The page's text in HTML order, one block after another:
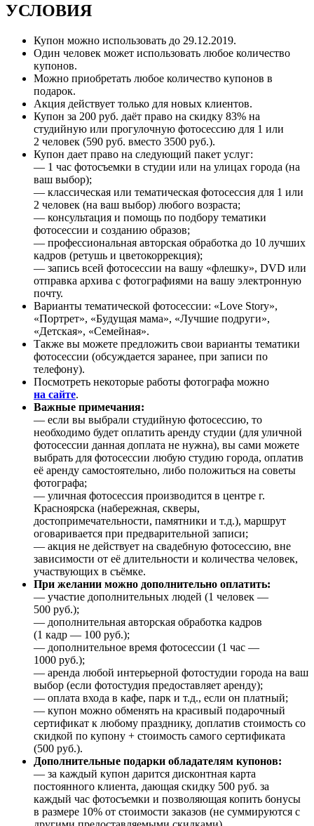
УСЛОВИЯ
Купон можно использовать до 29.12.2019.
Один человек может использовать любое количество
купонов.
Можно приобретать любое количество купонов в
подарок.
Акция действует только для новых клиентов.
Купон за 200 руб. даёт право на скидку 83% на
студийную или прогулочную фотосессию для 1 или
2 человек (590 руб. вместо 3500 руб.).
Купон дает право на следующий пакет услуг:
— 1 час фотосъемки в студии или на улицах города (на
ваш выбор);
— классическая или тематическая фотосессия для 1 или
2 человек (на ваш выбор) любого возраста;
— консультация и помощь по подбору тематики
фотосессии и созданию образов;
— профессиональная авторская обработка до 10 лучших
кадров (ретушь и цветокоррекция);
— запись всей фотосессии на вашу «флешку», DVD или
отправка архива с фотографиями на вашу электронную
почту.
Варианты тематической фотосессии: «Love Story»,
«Портрет», «Будущая мама», «Лучшие подруги»,
«Детская», «Семейная».
Также вы можете предложить свои варианты тематики
фотосессии (обсуждается заранее, при записи по
телефону).
Посмотреть некоторые работы фотографа можно
на сайте.
Важные примечания:
— если вы выбрали студийную фотосессию, то
необходимо будет оплатить аренду студии (для уличной
фотосессии данная доплата не нужна), вы сами можете
выбрать для фотосессии любую студию города, оплатив
её аренду самостоятельно, либо положиться на советы
фотографа;
— уличная фотосессия производится в центре г.
Красноярска (набережная, скверы,
достопримечательности, памятники и т.д.), маршрут
оговаривается при предварительной записи;
— акция не действует на свадебную фотосессию, вне
зависимости от её длительности и количества человек,
участвующих в съёмке.
При желании можно дополнительно оплатить:
— участие дополнительных людей (1 человек —
500 руб.);
— дополнительная авторская обработка кадров
(1 кадр — 100 руб.);
— дополнительное время фотосессии (1 час —
1000 руб.);
— аренда любой интерьерной фотостудии города на ваш
выбор (если фотостудия предоставляет аренду);
— оплата входа в кафе, парк и т.д., если он платный;
— купон можно обменять на красивый подарочный
сертификат к любому празднику, доплатив стоимость со
скидкой по купону + стоимость самого сертификата
(500 руб.).
Дополнительные подарки обладателям купонов:
— за каждый купон дарится дисконтная карта
постоянного клиента, дающая скидку 500 руб. за
каждый час фотосъемки и позволяющая копить бонусы
в размере 10% от стоимости заказов (не суммируются с